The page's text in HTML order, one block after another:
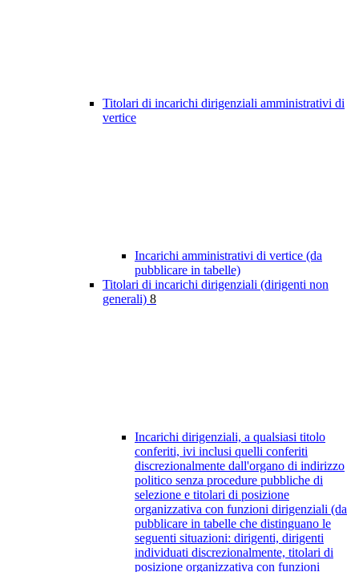
Titolari di incarichi dirigenziali amministrativi di
vertice
Incarichi amministrativi di vertice (da
pubblicare in tabelle)
Titolari di incarichi dirigenziali (dirigenti non
generali) 8
Incarichi dirigenziali, a qualsiasi titolo
conferiti, ivi inclusi quelli conferiti
discrezionalmente dall'organo di indirizzo
politico senza procedure pubbliche di
selezione e titolari di posizione
organizzativa con funzioni dirigenziali (da
pubblicare in tabelle che distinguano le
seguenti situazioni: dirigenti, dirigenti
individuati discrezionalmente, titolari di
posizione organizzativa con funzioni